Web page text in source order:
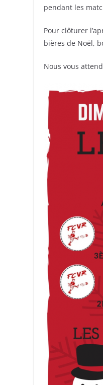
pendant les
Pour clôturer
bières de Noël,
Nous vous